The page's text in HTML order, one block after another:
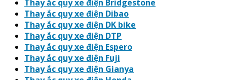
Thay ắc quy xe điện Bridgestone
Thay ắc quy xe điện Dibao
Thay ắc quy xe điện DK bike
Thay ắc quy xe điện DTP
Thay ắc quy xe điện Espero
Thay ắc quy xe điện Fuji
Thay ắc quy xe điện Gianya